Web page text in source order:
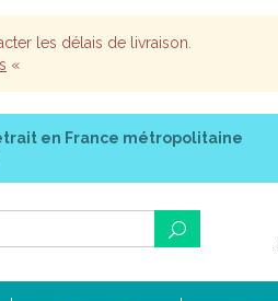
les délais de livraison.
«
en France métropolitaine